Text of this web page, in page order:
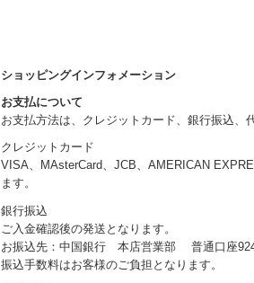
ショッピングインフォメーション
お支払について
お支払方法は、クレジットカード、銀行振込、
クレジットカード
VISA、MAsterCard、JCB、AMERICAN
ます。
銀行振込
ご入金確認後の発送となります。
お振込先：中国銀行 本店営業部 普通口座
振込手数料はお客様のご負担となります。